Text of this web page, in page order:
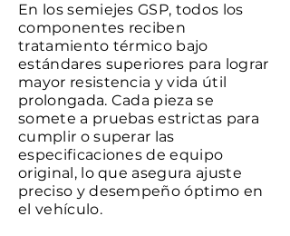
En los semiejes GSP, todos los
componentes reciben
tratamiento térmico bajo
estándares superiores para lograr
mayor resistencia y vida útil
prolongada. Cada pieza se
somete a pruebas estrictas para
cumplir o superar las
especificaciones de equipo
original, lo que asegura ajuste
preciso y desempeño óptimo en
el vehículo.